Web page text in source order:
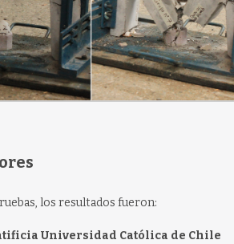
los resultados fueron:
Universidad Católica de Chile